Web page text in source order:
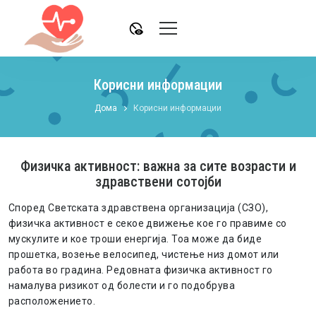
disabled_visible
Корисни информации
Дома Корисни информации
Физичка активност: важна за сите возрасти и
здравствени сотојби
Според Светската здравствена организација (СЗО),
физичка активност е секое движење кое го правиме со
мускулите и кое троши енергија. Тоа може да биде
прошетка, возење велосипед, чистење низ домот или
работа во градина. Редовната физичка активност го
намалува ризикот од болести и го подобрува
расположението.